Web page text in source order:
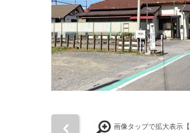
画像タップで拡大表示【